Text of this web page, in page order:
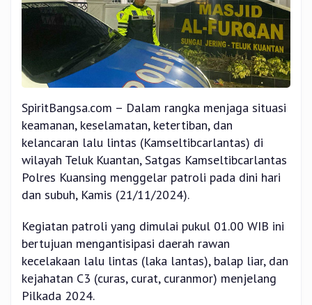
SpiritBangsa.com – Dalam rangka menjaga situasi
keamanan, keselamatan, ketertiban, dan
kelancaran lalu lintas (Kamseltibcarlantas) di
wilayah Teluk Kuantan, Satgas Kamseltibcarlantas
Polres Kuansing menggelar patroli pada dini hari
dan subuh, Kamis (21/11/2024).
Kegiatan patroli yang dimulai pukul 01.00 WIB ini
bertujuan mengantisipasi daerah rawan
kecelakaan lalu lintas (laka lantas), balap liar, dan
kejahatan C3 (curas, curat, curanmor) menjelang
Pilkada 2024.